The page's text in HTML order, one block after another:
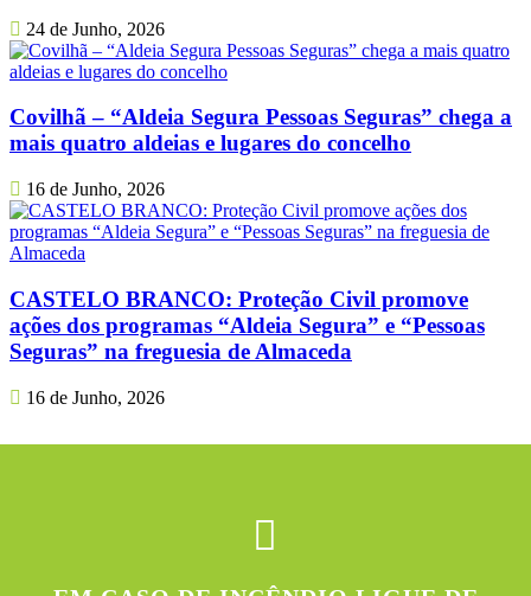
24 de Junho, 2026
Covilhã – “Aldeia Segura Pessoas Seguras” chega a
mais quatro aldeias e lugares do concelho
16 de Junho, 2026
CASTELO BRANCO: Proteção Civil promove
ações dos programas “Aldeia Segura” e “Pessoas
Seguras” na freguesia de Almaceda
16 de Junho, 2026